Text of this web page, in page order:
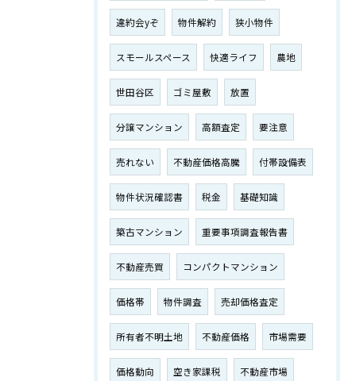
違約会yぞ 物件解約 狭小物件
スモールスペース 快適ライフ 農地
世田谷区 ゴミ屋敷 放置
分譲マンション 高額査定 要注意
売れない 不動産価格高騰 付帯設備表
物件状況確認書 税金 基礎知識
築古マンション 重要事項調査報告書
不動産売買 コンパクトマンション
価格帯 物件調査 売却価格査定
所有者不明土地 不動産価格 市場需要
価格動向 空き家課税 不動産市場